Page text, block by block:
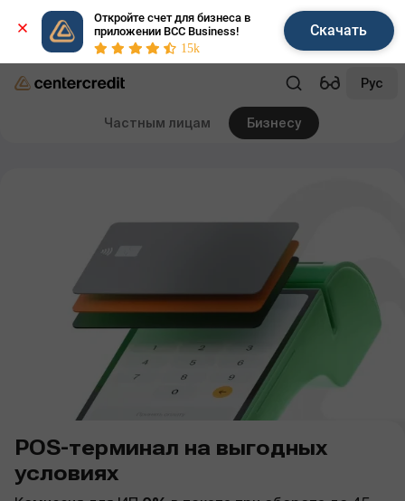
Откройте счет для бизнеса в
приложении BCC Business!
15k
Скачать
Рус
Частным лицам Бизнесу
POS-терминал на выгодных
условиях